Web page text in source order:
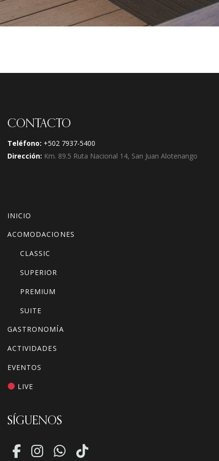
CONTACTO
Teléfono: +502 7937-5400
Dirección: Km. 89.5 Ruta Nacional 14, San Juan Alotenango
INICIO
ACOMODACIONES
CLASSIC
SUPERIOR
PREMIUM
SUITE
GASTRONOMÍA
ACTIVIDADES
EVENTOS
LIVE
SÍGUENOS